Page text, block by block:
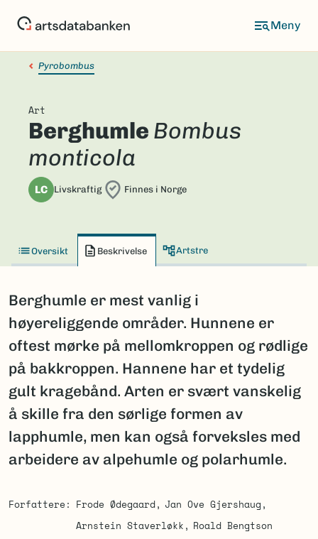
Pyrobombus
Art
Berghumle Bombus
monticola
LC Livskraftig Finnes i Norge
Oversikt Beskrivelse Artstre
Berghumle er mest vanlig i
høyereliggende områder. Hunnene er
oftest mørke på mellomkroppen og rødlige
på bakkroppen. Hannene har et tydelig
gult kragebånd. Arten er svært vanskelig
å skille fra den sørlige formen av
lapphumle, men kan også forveksles med
arbeidere av alpehumle og polarhumle.
Forfattere Frode Ødegaard
Jan Ove Gjershaug
Arnstein Staverløkk
Roald Bengtson